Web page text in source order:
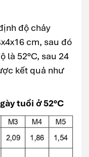
độ chảy
cm, sau đó
là 52°C, sau 24
kết quả như
tuổi ở 52°C